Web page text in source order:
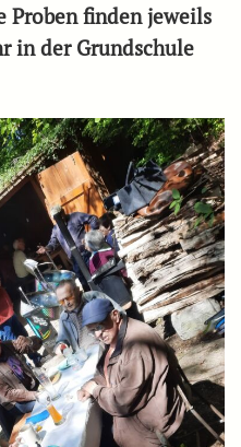
Proben finden jeweils
in der Grundschule